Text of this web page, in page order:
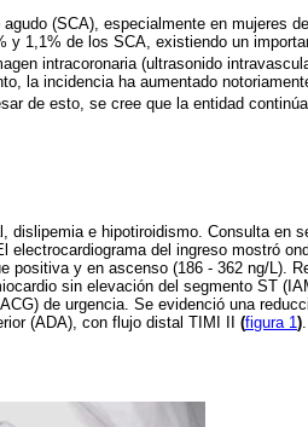
(SCA), especialmente en mujeres de
y 1,1% de los SCA, existiendo un
intracoronaria (ultrasonido
la incidencia ha aumentado
de esto, se cree que la entidad
dislipemia e hipotiroidismo. Consulta en
electrocardiograma del ingreso mostró
positiva y en ascenso (186 - 362 ng/L).
sin elevación del segmento ST
de urgencia. Se evidenció una
(ADA), con flujo distal TIMI II (figura 1 )